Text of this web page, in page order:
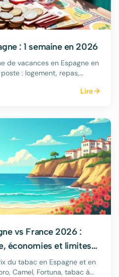
: 1 semaine en 2026
de vacances en Espagne en
: logement, repas,
Lire
vs France 2026 :
économies et limites
du tabac en Espagne et en
Camel, Fortuna, tabac à